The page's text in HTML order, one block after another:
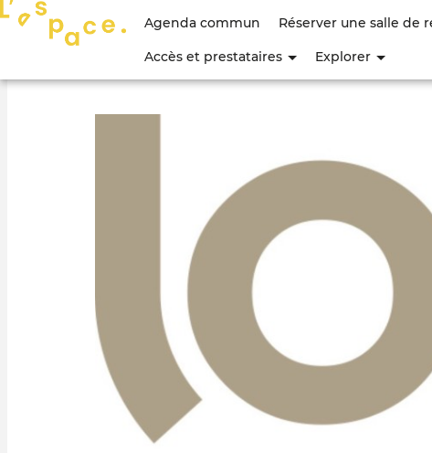
Menu
compte
Agenda commun Réserver une salle de
Accès et prestataires Explorer